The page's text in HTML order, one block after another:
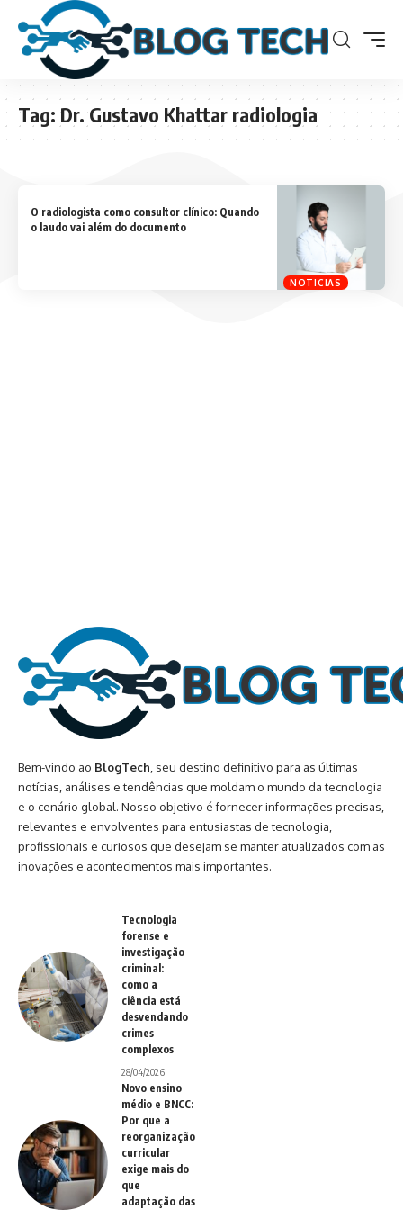
Tag:Dr. Gustavo Khattar radiologia
NOTICIAS
O radiologista como consultor clínico: Quando
o laudo vai além do documento
Bem-vindo ao BlogTech, seu destino definitivo para as últimas
notícias, análises e tendências que moldam o mundo da tecnologia
e o cenário global. Nosso objetivo é fornecer informações precisas,
relevantes e envolventes para entusiastas de tecnologia,
profissionais e curiosos que desejam se manter atualizados com as
inovações e acontecimentos mais importantes.
Tecnologia
forense e
investigação
criminal:
como a
ciência está
desvendando
crimes
complexos
28/04/2026
Novo ensino
médio e BNCC:
Por que a
reorganização
curricular
exige mais do
que
adaptação das